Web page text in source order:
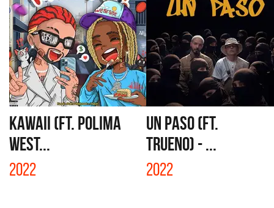
KAWAII (FT. POLIMA
WEST...
2022
UN PASO (FT.
TRUENO) - ...
2022